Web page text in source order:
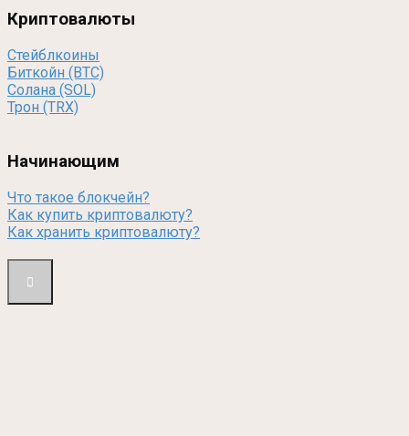
Криптовалюты
Стейблкоины
Биткойн (BTC)
Солана (SOL)
Трон (TRX)
Начинающим
Что такое блокчейн?
Как купить криптовалюту?
Как хранить криптовалюту?